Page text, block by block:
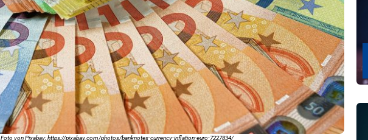
Foto von Pixabay: https://pixabay.com/photos/banknotes-currency-inflation-euro-7227834/